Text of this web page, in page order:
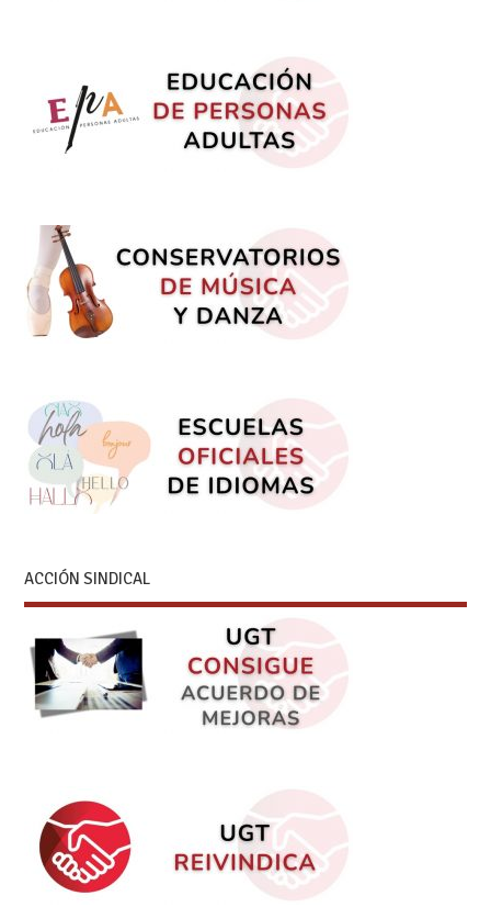
ACCIÓN SINDICAL